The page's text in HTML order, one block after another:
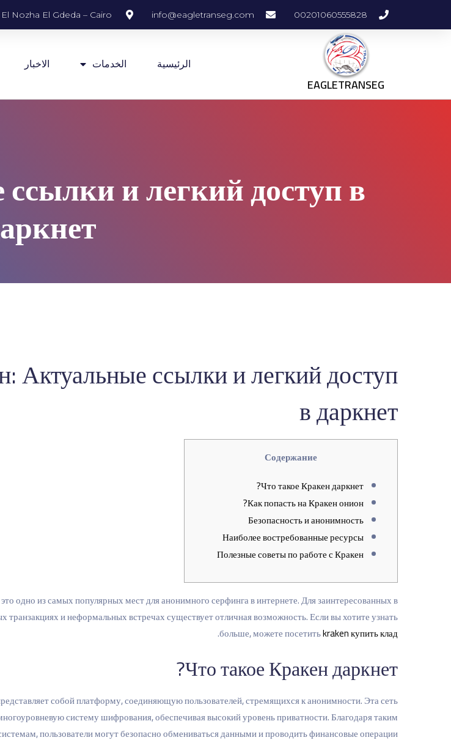
00201060555828
info@eagletranseg.com
El Nozha El Gdeda – Cairo
EAGLETRANSEG
الرئيسية الخدمات الاخبار
и легкий доступ в
Актуальные ссылки и легкий доступ
в даркнет
Содержание
Что такое Кракен даркнет?
Как попасть на Кракен онион?
Безопасность и анонимность
Наиболее востребованные ресурсы
Полезные советы по работе с Кракен
одно из самых популярных мест для анонимного серфинга в интернете. Для заинтересованных в
транзакциях и неформальных встречах существует отличная возможность. Если вы хотите узнать
больше, можете посетитьkraken купить клад
.
Что такое Кракен даркнет?
собой платформу, соединяющую пользователей, стремящихся к анонимности. Эта сеть
систему шифрования, обеспечивая высокий уровень приватности. Благодаря таким
пользователи могут безопасно обмениваться данными и проводить финансовые операции.